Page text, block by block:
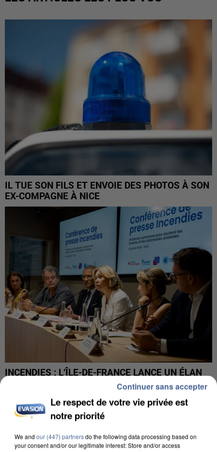
IL TUE SON FILS ET ENVOIE DES PHOTOS À SON
EX-COMPAGNE À NICE
INCENDIES : L’ÎLE-DE-FRANCE LANCE UN ÉLAN
DE SOLIDARITÉ AVEC LES...
Le respect de votre vie privée est
notre priorité
We and our (447) partnersdo the following data processing based on
your consent and/or our legitimate interest: Store and/or access
Continuer sans accepter